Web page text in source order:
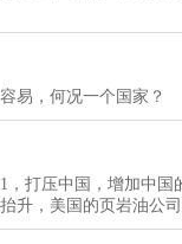
易，何况一个国家？
打压中国，增加中
升，美国的页岩油公